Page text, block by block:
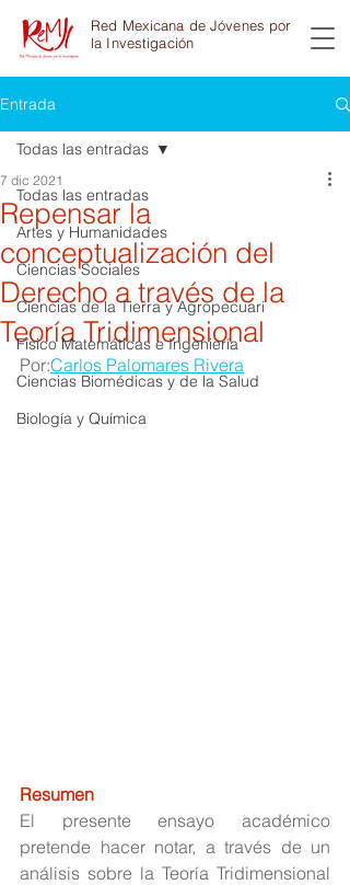
Red Mexicana de Jóvenes por
la Investigación
Entrada
Todas las entradas
Artes y Humanidades
Ciencias Sociales
Ciencias de la Tierra y Agropecuari
Físico Matemáticas e Ingeniería
Ciencias Biomédicas y de la Salud
Biología y Química
Todas las entradas
Repensar la
conceptualización del
Derecho a través de la
Teoría Tridimensional
7 dic 2021
Por:Carlos Palomares Rivera
Resumen
El presente ensayo académico
pretende hacer notar, a través de un
análisis sobre la Teoría Tridimensional